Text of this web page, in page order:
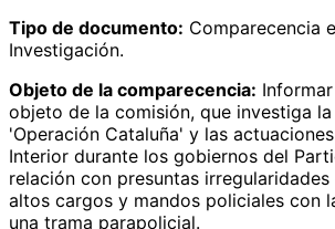
Tipo de documento: Comparecencia
Investigación.
Objeto de la comparecencia:
objeto de la comisión, que investiga
'Operación Cataluña' y las
Interior durante los gobiernos del
relación con presuntas irregularidades
altos cargos y mandos policiales con
una trama parapolicial.